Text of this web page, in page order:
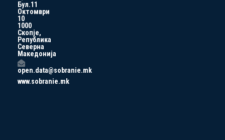
Бул.11
Октомври
10
1000
Скопје,
Република
Северна
Македонија
open.data@sobranie.mk
www.sobranie.mk